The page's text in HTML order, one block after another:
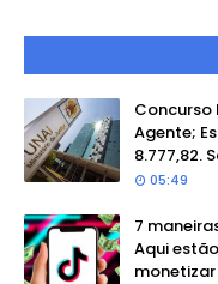
Concurso
Agente;
8.777,82.
05:49
7
Aqui